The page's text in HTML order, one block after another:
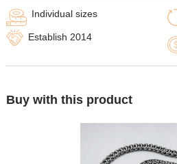
Individual sizes
Establish 2014
Buy with this product